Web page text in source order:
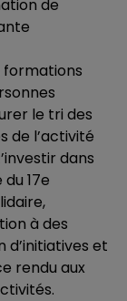
de
formations
le tri des
de l’activité
dans
17e
à des
d’initiatives et
rendu aux